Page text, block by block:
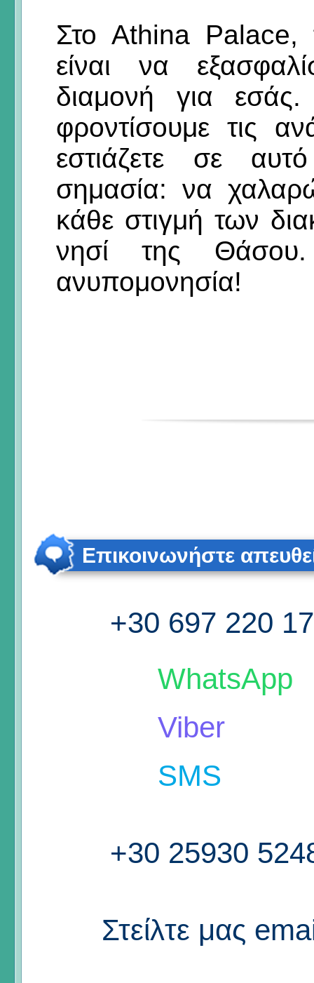
Στο Athina Palace,
είναι να
διαμονή για
φροντίσουμε τις
εστιάζετε σε
σημασία: να
κάθε στιγμή των
νησί της
ανυπομονησία!
Επικοινωνήστε
+30 697 220
WhatsApp
Viber
SMS
+30 25930
Στείλτε μας